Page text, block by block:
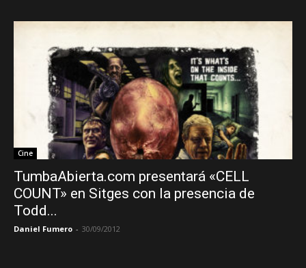
Cine
TumbaAbierta.com presentará «CELL
COUNT» en Sitges con la presencia de
Todd...
Daniel Fumero - 30/09/2012